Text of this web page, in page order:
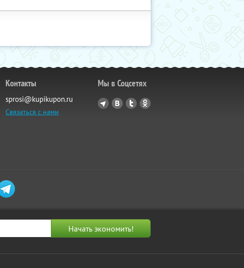
Контакты
sprosi@kupikupon.ru
Связаться с нами
Мы в Соцсетях